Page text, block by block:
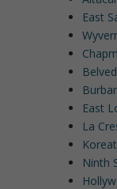
East
East
La
Ninth